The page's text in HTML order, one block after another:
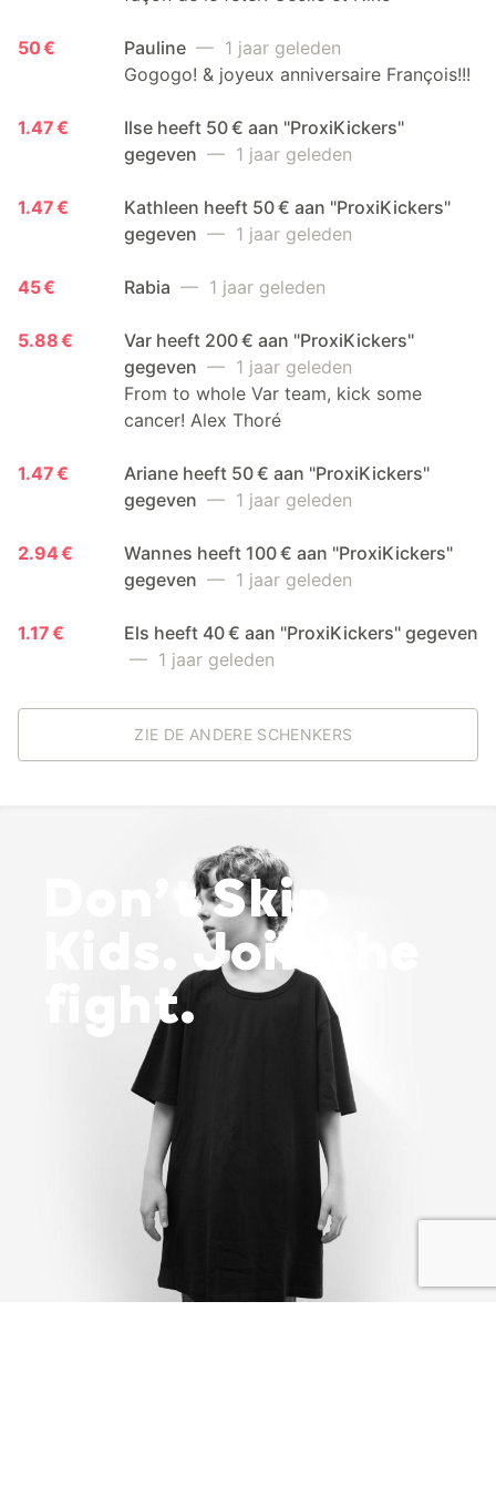
50 € Pauline — 1 jaar geleden
Gogogo! & joyeux anniversaire François!!!
1.47 €
Ilse heeft 50 € aan "ProxiKickers"
gegeven — 1 jaar geleden
1.47 €
Kathleen heeft 50 € aan "ProxiKickers"
gegeven — 1 jaar geleden
45 € Rabia — 1 jaar geleden
5.88 €
Var heeft 200 € aan "ProxiKickers"
gegeven — 1 jaar geleden
From to whole Var team, kick some
cancer! Alex Thoré
1.47 €
Ariane heeft 50 € aan "ProxiKickers"
gegeven — 1 jaar geleden
2.94 €
Wannes heeft 100 € aan "ProxiKickers"
gegeven — 1 jaar geleden
1.17 €
Els heeft 40 € aan "ProxiKickers" gegeven
— 1 jaar geleden
ZIE DE ANDERE SCHENKERS
Don’t Skip
Kids. Join the
fight.